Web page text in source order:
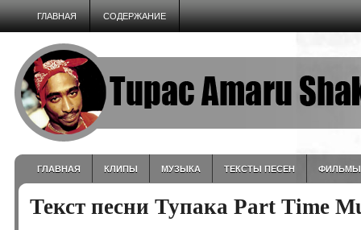
ГЛАВНАЯ СОДЕРЖАНИЕ
ГЛАВНАЯ КЛИПЫ МУЗЫКА ТЕКСТЫ ПЕСЕН ФИЛЬМЫ
Текст песни Тупака Part Time